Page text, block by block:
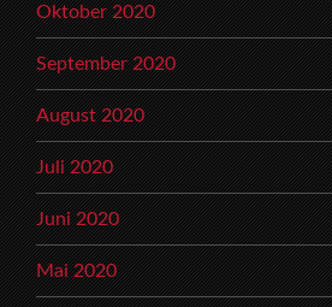
Oktober 2020
September 2020
August 2020
Juli 2020
Juni 2020
Mai 2020